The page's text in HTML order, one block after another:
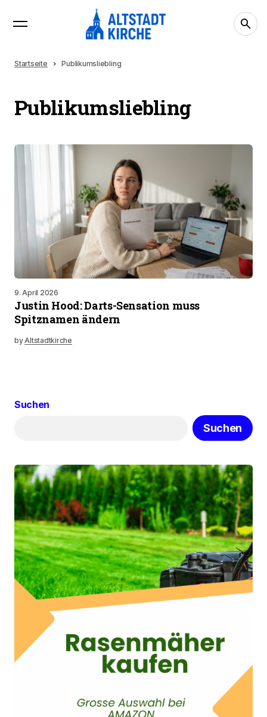
Startseite Publikumsliebling
Publikumsliebling
9. April 2026
Justin Hood: Darts-Sensation muss
Spitznamen ändern
byAltstadtkirche
Suchen
Suchen